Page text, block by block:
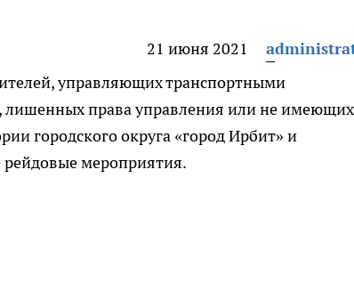
21 июня 2021
управляющих транспортными
лишенных права управления или не имеющих
городского округа «город Ирбит» и
мероприятия.